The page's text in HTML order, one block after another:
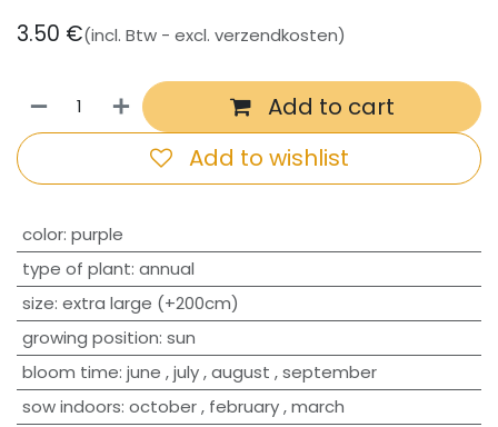
3.50 €(incl. Btw - excl. verzendkosten)
Add to cart
Add to wishlist
​color: purple
type of plant: annual
size: extra large (+200cm)
growing position: sun
bloom time: june ,july,august ,september
sow indoors: october, february,march